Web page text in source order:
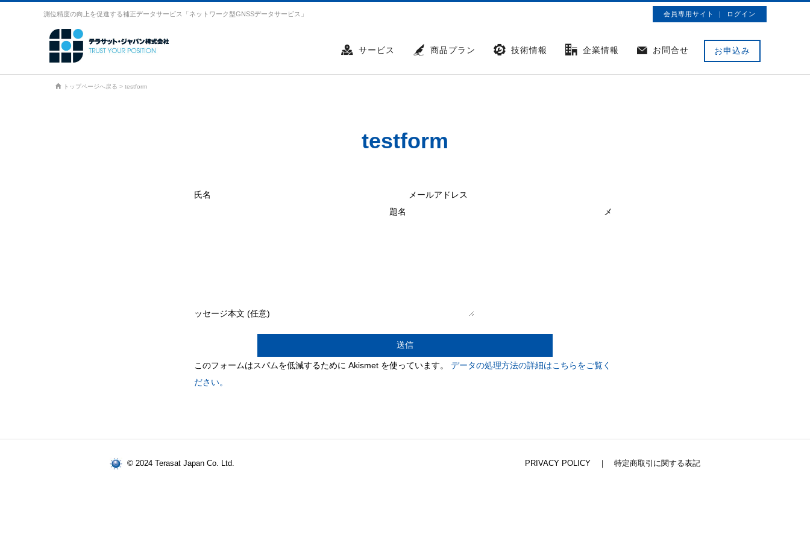
測位精度の向上を促進する補正データサービス「ネットワーク型GNSSデータサービス」 会員専用サイト ｜ ログイン
サービス 商品プラン 技術情報 企業情報 お問合せ お申込み
トップページへ戻る > testform
testform
氏名
メールアドレス
題名
メ
ッセージ本文 (任意)
このフォームはスパムを低減するために Akismet を使っています。 データの処理方法の詳細はこちらをご覧く
ださい。
© 2024 Terasat Japan Co. Ltd. PRIVACY POLICY ｜ 特定商取引に関する表記